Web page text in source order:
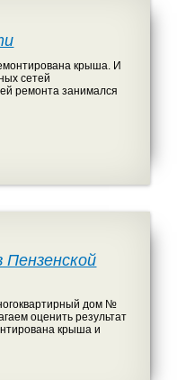
крыша. И
сетей
ремонта занимался
дом №
оценить результат
крыша и